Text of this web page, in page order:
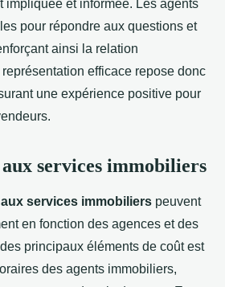
impliquée et informée. Les agents
pour répondre aux questions et
ainsi la relation
efficace repose donc
une expérience positive pour
aux services immobiliers
services immobiliers peuvent
en fonction des agences et des
principaux éléments de coût est
des agents immobiliers,